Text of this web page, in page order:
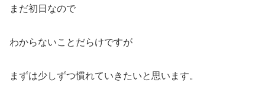
まだ初日なので
わからないことだらけですが
まずは少しずつ慣れていきたいと思います。